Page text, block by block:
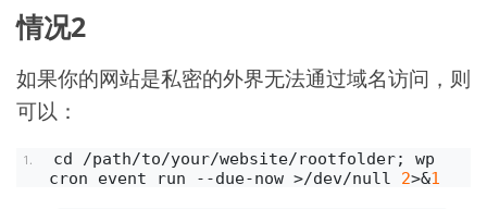
情况2
如果你的网站是私密的外界无法通过域名访问，则
可以：
cd /path/to/your/website/rootfolder; wp
cron event run --due-now >/dev/null 2>&1